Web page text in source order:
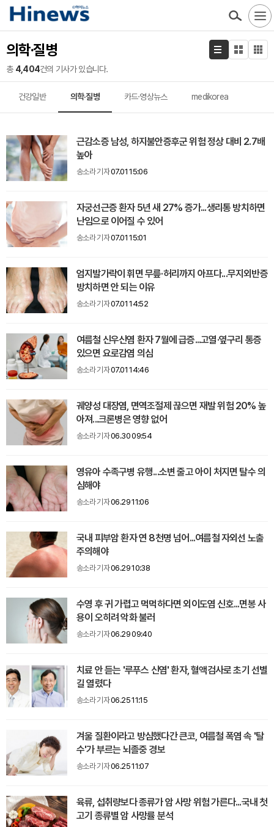
의학·질병
총 4,404건의 기사가 있습니다.
건강일반 의학·질병 카드·영상뉴스 medikorea
근감소증 남성, 하지불안증후군 위험 정상 대비 2.7배
높아
송소라 기자07.01 15:06
자궁선근증 환자 5년 새 27% 증가...생리통 방치하면
난임으로 이어질 수 있어
송소라 기자07.01 15:01
엄지발가락이 휘면 무릎·허리까지 아프다...무지외반증
방치하면 안 되는 이유
송소라 기자07.01 14:52
여름철 신우신염 환자 7월에 급증...고열·옆구리 통증
있으면 요로감염 의심
송소라 기자07.01 14:46
궤양성 대장염, 면역조절제 끊으면 재발 위험 20% 높
아져...크론병은 영향 없어
송소라 기자06.30 09:54
영유아 수족구병 유행...소변 줄고 아이 처지면 탈수 의
심해야
송소라 기자06.29 11:06
국내 피부암 환자 연 8천명 넘어...여름철 자외선 노출
주의해야
송소라 기자06.29 10:38
수영 후 귀 가렵고 먹먹하다면 외이도염 신호...면봉 사
용이 오히려 악화 불러
송소라 기자06.29 09:40
치료 안 듣는 '루푸스 신염' 환자, 혈액검사로 초기 선별
길 열렸다
송소라 기자06.25 11:15
겨울 질환이라고 방심했다간 큰코, 여름철 폭염 속 '탈
수'가 부르는 뇌졸중 경보
송소라 기자06.25 11:07
육류, 섭취량보다 종류가 암 사망 위험 가른다...국내 첫
고기 종류별 암 사망률 분석